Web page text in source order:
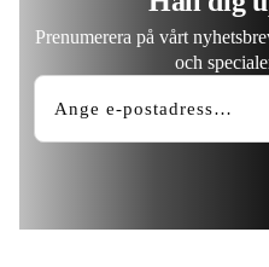
Prenumerera på vårt
och